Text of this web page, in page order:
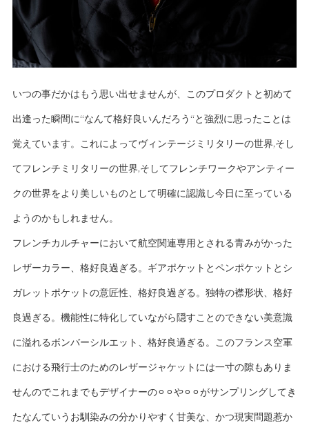
いつの事だかはもう思い出せませんが、このプロダクトと初めて
出逢った瞬間に“なんて格好良いんだろう“と強烈に思ったことは
覚えています。これによってヴィンテージミリタリーの世界,そし
てフレンチミリタリーの世界,そしてフレンチワークやアンティー
クの世界をより美しいものとして明確に認識し今日に至っている
ようのかもしれません。
フレンチカルチャーにおいて航空関連専用とされる青みがかった
レザーカラー、格好良過ぎる。ギアポケットとペンポケットとシ
ガレットポケットの意匠性、格好良過ぎる。独特の襟形状、格好
良過ぎる。機能性に特化していながら隠すことのできない美意識
に溢れるボンバーシルエット、格好良過ぎる。このフランス空軍
における飛行士のためのレザージャケットには一寸の隙もありま
せんのでこれまでもデザイナーの⚪︎⚪︎や⚪︎⚪︎がサンプリングしてき
たなんていうお馴染みの分かりやすく甘美な、かつ現実問題惹か